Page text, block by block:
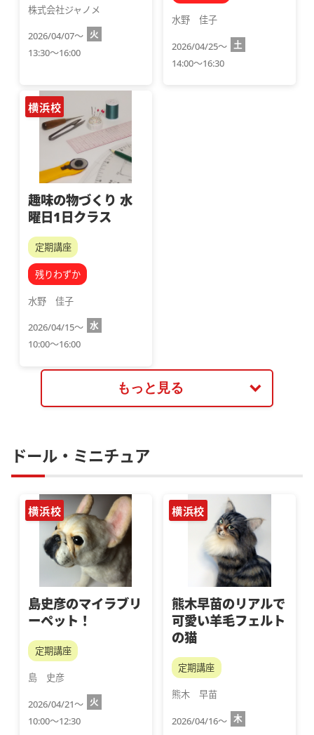
株式会社ジャノメ
2026/04/07～ 火
13:30～16:00
水野　佳子
2026/04/25～ 土
14:00～16:30
横浜校
趣味の物づくり 水
曜日1日クラス
定期講座
残りわずか
水野　佳子
2026/04/15～ 水
10:00～16:00
もっと見る
ドール・ミニチュア
横浜校
島史彦のマイラブリ
ーペット！
定期講座
島　史彦
2026/04/21～ 火
10:00～12:30
横浜校
熊木早苗のリアルで
可愛い羊毛フェルト
の猫
定期講座
熊木　早苗
2026/04/16～ 木